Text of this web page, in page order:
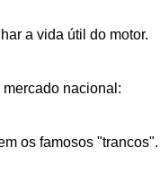
a vida útil do motor.
nacional:
os famosos